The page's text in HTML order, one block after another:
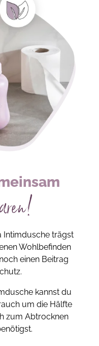
Intimdusche trägst
Wohlbefinden
einen Beitrag
kannst du
um die Hälfte
zum Abtrocknen